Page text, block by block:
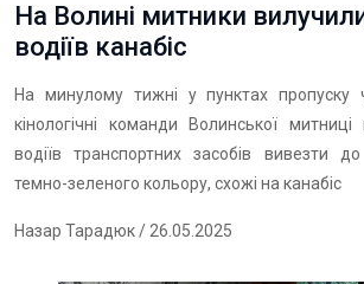
На Волині митники
водіїв канабіс
На минулому тижні у пунктах пропуску
кінологічні команди Волинської
водіїв транспортних засобів вивезти
темно-зеленого кольору, схожі на канабіс
Назар Тарадюк/ 26.05.2025